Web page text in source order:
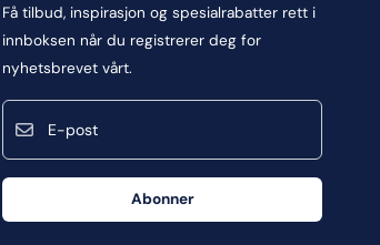
Få tilbud, inspirasjon og spesialrabatter rett i
innboksen når du registrerer deg for
nyhetsbrevet vårt.
E-post
Abonner